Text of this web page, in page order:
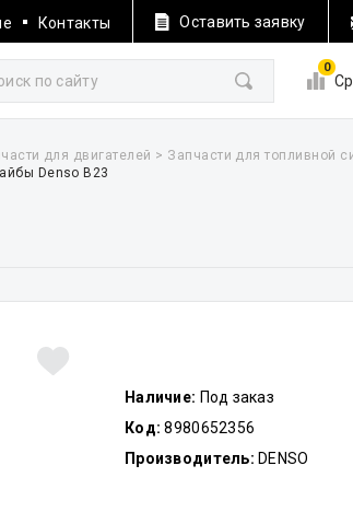
Контакты Оставить заявку
0
для двигателей > Запчасти для топливной
Denso B23
Наличие: Под заказ
Код: 8980652356
Производитель: DENSO